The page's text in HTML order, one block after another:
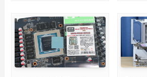
版
徹底